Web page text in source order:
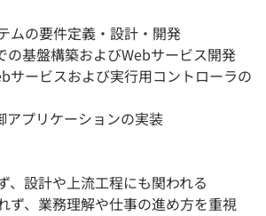
ムの要件定義・設計・開発
の基盤構築およびWebサービス開発
サービスおよび実行用コントローラの
アプリケーションの実装
、設計や上流工程にも関われる
ず、業務理解や仕事の進め方を重視